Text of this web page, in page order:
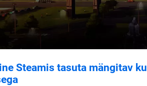
Steamis tasuta mängitav